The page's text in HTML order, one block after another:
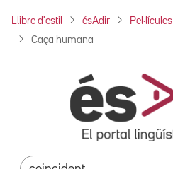
Llibre d'estil ésAdir Pel·lícules
Caça humana